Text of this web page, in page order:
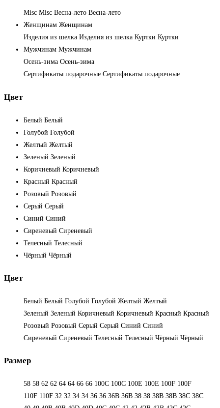
Misc Misc Весна-лето Весна-лето
Женщинам Женщинам
Изделия из шелка Изделия из шелка Куртки Куртки
Мужчинам Мужчинам
Осень-зима Осень-зима
Сертификаты подарочные Сертификаты подарочные
Цвет
Белый Белый
Голубой Голубой
Желтый Желтый
Зеленый Зеленый
Коричневый Коричневый
Красный Красный
Розовый Розовый
Серый Серый
Синий Синий
Сиреневый Сиреневый
Телесный Телесный
Чёрный Чёрный
Цвет
Белый Белый Голубой Голубой Желтый Желтый
Зеленый Зеленый Коричневый Коричневый Красный Красный
Розовый Розовый Серый Серый Синий Синий
Сиреневый Сиреневый Телесный Телесный Чёрный Чёрный
Размер
58 58 62 62 64 64 66 66 100C 100C 100E 100E 100F 100F
110F 110F 32 32 34 34 36 36 36B 36B 38 38 38B 38B 38С 38С